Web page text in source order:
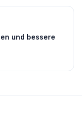
und bessere